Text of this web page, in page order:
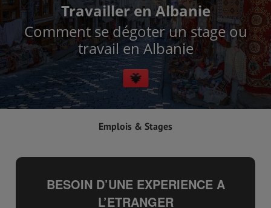
Travailler en Albanie
Comment se dégoter un stage ou
travail en Albanie
Emplois & Stages